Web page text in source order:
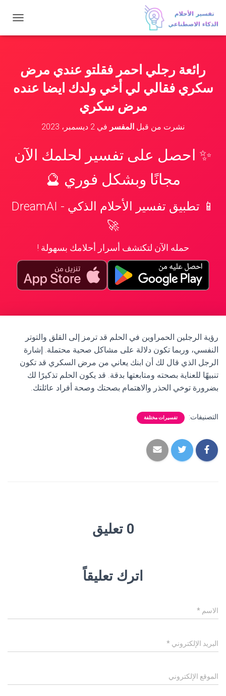
ب
ت
رائعة رجلي احمر فقلتو عندي مرض
سكري فقالي لي أخي ولدك ايضا عنده
مرض سكري
نشرت من قبل المفسر في 2 ديسمبر، 2023
✨ احصل على تفسير لحلمك الآن
مجانًا وبشكل فوري 🔮
📱 تطبيق تفسير الأحلام الذكي - DreamAI
🚀
حمله الآن لتكتشف أسرار أحلامك بسهولة !
رؤية الرجلين الحمراوين في الحلم قد ترمز إلى القلق والتوتر
النفسي، وربما تكون دلالة على مشاكل صحية محتملة. إشارة
الرجل الذي قال لك أن ابنك يعاني من مرض السكري قد تكون
تنبيهًا للعناية بصحته ومتابعتها بدقة. قد يكون الحلم تذكيرًا لك
بضرورة توخي الحذر والاهتمام بصحتك وصحة أفراد عائلتك.
التصنيفات: تفسيرات مختلفة
0 تعليق
اترك تعليقاً
الاسم *
البريد الإلكتروني *
الموقع الإلكتروني